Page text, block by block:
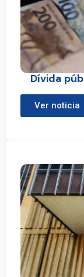
Dívida
Ver noticia